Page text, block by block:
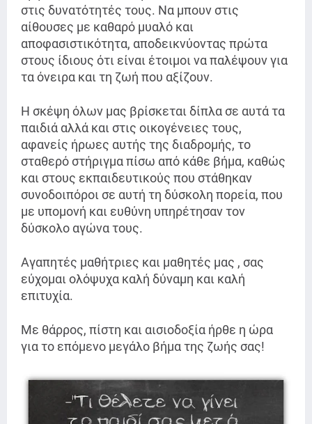
στις δυνατότητές τους. Να μπουν στις
αίθουσες με καθαρό μυαλό και
αποφασιστικότητα, αποδεικνύοντας πρώτα
στους ίδιους ότι είναι έτοιμοι να παλέψουν για
τα όνειρα και τη ζωή που αξίζουν.
Η σκέψη όλων μας βρίσκεται δίπλα σε αυτά τα
παιδιά αλλά και στις οικογένειες τους,
αφανείς ήρωες αυτής της διαδρομής, το
σταθερό στήριγμα πίσω από κάθε βήμα, καθώς
και στους εκπαιδευτικούς που στάθηκαν
συνοδοιπόροι σε αυτή τη δύσκολη πορεία, που
με υπομονή και ευθύνη υπηρέτησαν τον
δύσκολο αγώνα τους.
Αγαπητές μαθήτριες και μαθητές μας , σας
εύχομαι ολόψυχα καλή δύναμη και καλή
επιτυχία.
Με θάρρος, πίστη και αισιοδοξία ήρθε η ώρα
για το επόμενο μεγάλο βήμα της ζωής σας!